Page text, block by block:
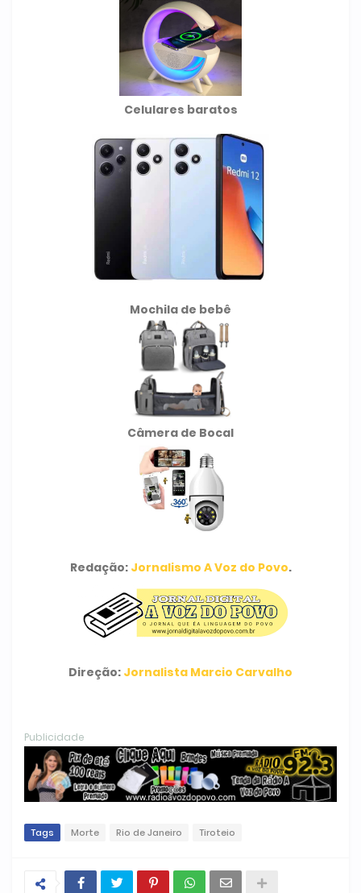
Celulares baratos
Mochila de bebê
Câmera de Bocal
Redação: Jornalismo A Voz do Povo.
Direção: Jornalista Marcio Carvalho
Publicidade
Tags Morte Rio de Janeiro Tiroteio